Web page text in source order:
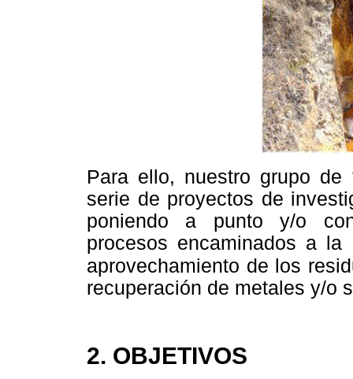
Para ello, nuestro grupo de
serie de proyectos de
poniendo a punto y/o
procesos encaminados a
aprovechamiento de los
recuperación de metales y/o
2. OBJETIVOS